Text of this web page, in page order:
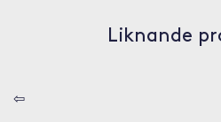
Liknande
⇦